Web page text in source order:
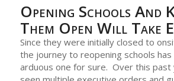
Opening Schools And
Them Open Will Take
Since they were initially closed to
the journey to reopening schools has
arduous one for sure. Over this past